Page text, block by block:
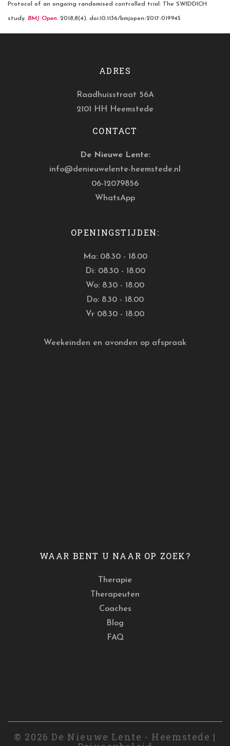
Protocol of an ongoing randomised controlled trial: The SWIDDICH
study. BMJ Open. 2018;8(4). doi:10.1136/bmjopen-2017-019945
ADRES
Raadhuisstraat 56A
2101 HH Heemstede
CONTACT
De Nieuwe Lente:
info@denieuwelente-heemstede.nl
06-12079856
WhatsApp
OPENINGSTIJDEN:
Ma: 08.30 - 18.00
Di: 08.30 - 18.00
Wo: 8.30 - 18.00
Do: 8.30 - 18.00
Vr 08.30 - 18.00
Weekeinden en avonden op afspraak
WAAR BENT U NAAR OP ZOEK?
Therapie
Therapeuten
Coaches
Blog
FAQ
© 2026 De Nieuwe Lente - Heemstede |